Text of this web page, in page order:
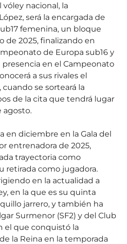
nacional, la
será la encargada de
femenina, un bloque
de 2025, finalizando en
de Europa sub16 y
en el Campeonato
a sus rivales el
se sorteará la
de la cita que tendrá lugar
agosto.
en diciembre en la Gala del
entrenadora de 2025,
trayectoria como
retirada como jugadora.
en la actualidad a
en la que es su quinta
jarrero, y también ha
Surmenor (SF2) y del Club
el que conquistó la
la Reina en la temporada